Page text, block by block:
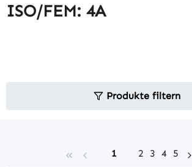
ISO/FEM: 4A
Produkte filtern
Seite
1 Seite
2 Seite
3 Seite
4 Seite
5